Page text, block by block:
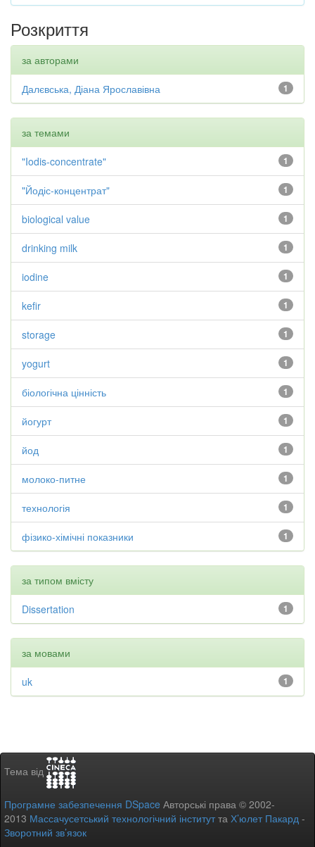
Розкриття
за авторами
1
Далєвська, Діана Ярославівна
за темами
1
"Iodis-concentrate"
1
"Йодіс-концентрат"
1
biological value
1
drinking milk
1
iodine
1
kefir
1
storage
1
yogurt
1
біологічна цінність
1
йогурт
1
йод
1
молоко-питне
1
технологія
1
фізико-хімічні показники
за типом вмісту
1
Dissertation
за мовами
1
uk
Тема від
Програмне забезпечення DSpace Авторські права © 2002-
2013 Массачусетський технологічний інститутта Х’юлет Пакард -
Зворотний зв’язок